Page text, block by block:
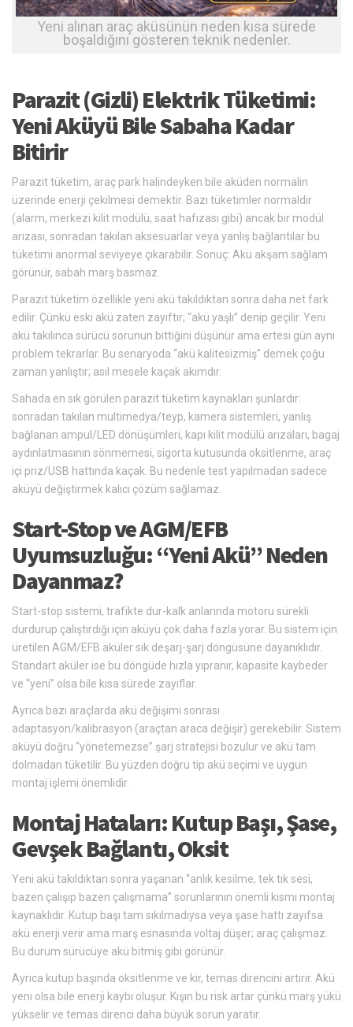
Yeni alınan araç aküsünün neden kısa sürede
boşaldığını gösteren teknik nedenler.
Parazit (Gizli) Elektrik Tüketimi:
Yeni Aküyü Bile Sabaha Kadar
Bitirir
Parazit tüketim, araç park halindeyken bile aküden normalin
üzerinde enerji çekilmesi demektir. Bazı tüketimler normaldir
(alarm, merkezi kilit modülü, saat hafızası gibi) ancak bir modül
arızası, sonradan takılan aksesuarlar veya yanlış bağlantılar bu
tüketimi anormal seviyeye çıkarabilir. Sonuç: Akü akşam sağlam
görünür, sabah marş basmaz.
Parazit tüketim özellikle yeni akü takıldıktan sonra daha net fark
edilir. Çünkü eski akü zaten zayıftır; “akü yaşlı” denip geçilir. Yeni
akü takılınca sürücü sorunun bittiğini düşünür ama ertesi gün aynı
problem tekrarlar. Bu senaryoda “akü kalitesizmiş” demek çoğu
zaman yanlıştır; asıl mesele kaçak akımdır.
Sahada en sık görülen parazit tüketim kaynakları şunlardır:
sonradan takılan multimedya/teyp, kamera sistemleri, yanlış
bağlanan ampul/LED dönüşümleri, kapı kilit modülü arızaları, bagaj
aydınlatmasının sönmemesi, sigorta kutusunda oksitlenme, araç
içi priz/USB hattında kaçak. Bu nedenle test yapılmadan sadece
aküyü değiştirmek kalıcı çözüm sağlamaz.
Start-Stop ve AGM/EFB
Uyumsuzluğu: “Yeni Akü” Neden
Dayanmaz?
Start-stop sistemi, trafikte dur-kalk anlarında motoru sürekli
durdurup çalıştırdığı için aküyü çok daha fazla yorar. Bu sistem için
üretilen AGM/EFB aküler sık deşarj-şarj döngüsüne dayanıklıdır.
Standart aküler ise bu döngüde hızla yıpranır, kapasite kaybeder
ve “yeni” olsa bile kısa sürede zayıflar.
Ayrıca bazı araçlarda akü değişimi sonrası
adaptasyon/kalibrasyon (araçtan araca değişir) gerekebilir. Sistem
aküyü doğru “yönetemezse” şarj stratejisi bozulur ve akü tam
dolmadan tüketilir. Bu yüzden doğru tip akü seçimi ve uygun
montaj işlemi önemlidir.
Montaj Hataları: Kutup Başı, Şase,
Gevşek Bağlantı, Oksit
Yeni akü takıldıktan sonra yaşanan “anlık kesilme, tek tık sesi,
bazen çalışıp bazen çalışmama” sorunlarının önemli kısmı montaj
kaynaklıdır. Kutup başı tam sıkılmadıysa veya şase hattı zayıfsa
akü enerji verir ama marş esnasında voltaj düşer; araç çalışmaz.
Bu durum sürücüye akü bitmiş gibi görünür.
Ayrıca kutup başında oksitlenme ve kir, temas direncini artırır. Akü
yeni olsa bile enerji kaybı oluşur. Kışın bu risk artar çünkü marş yükü
yükselir ve temas direnci daha büyük sorun yaratır.